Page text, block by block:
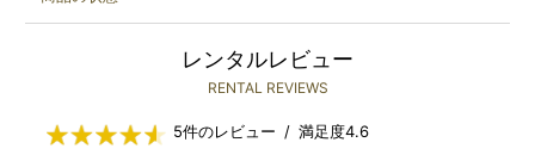
レンタルレビュー
RENTAL REVIEWS
5件のレビュー / 満足度4.6